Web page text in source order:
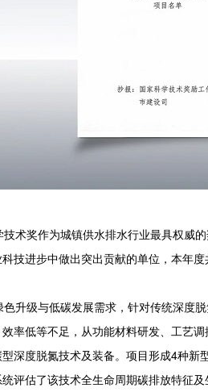
术奖作为城镇供水排水行业最具权威
技进步中做出突出贡献的单位，本年
升级与低碳发展需求，针对传统深度
率低等不足，从功能材料研发、工艺
深度脱氮技术及装备。项目形成4种
评估了该技术全生命周期碳排放特征